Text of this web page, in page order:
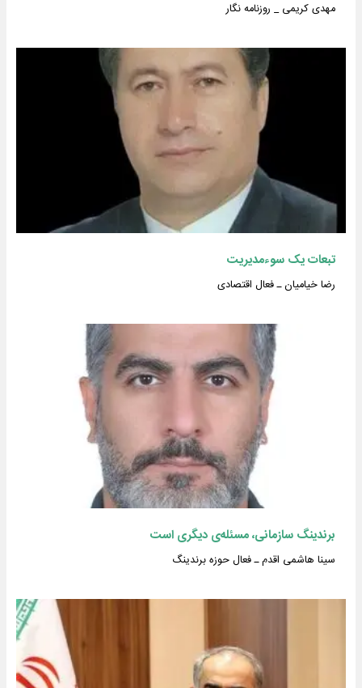
مهدی کریمی _ روزنامه نگار
تبعات یک سوءمدیریت
رضا خیامیان ـ فعال اقتصادی
برندینگ سازمانی، مسئله‌ی دیگری است
سینا هاشمی اقدم ـ فعال حوزه برندینگ